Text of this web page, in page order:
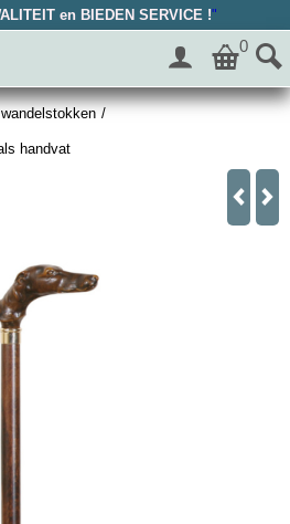
en BIEDEN SERVICE !"
0
wandelstokken /
handvat